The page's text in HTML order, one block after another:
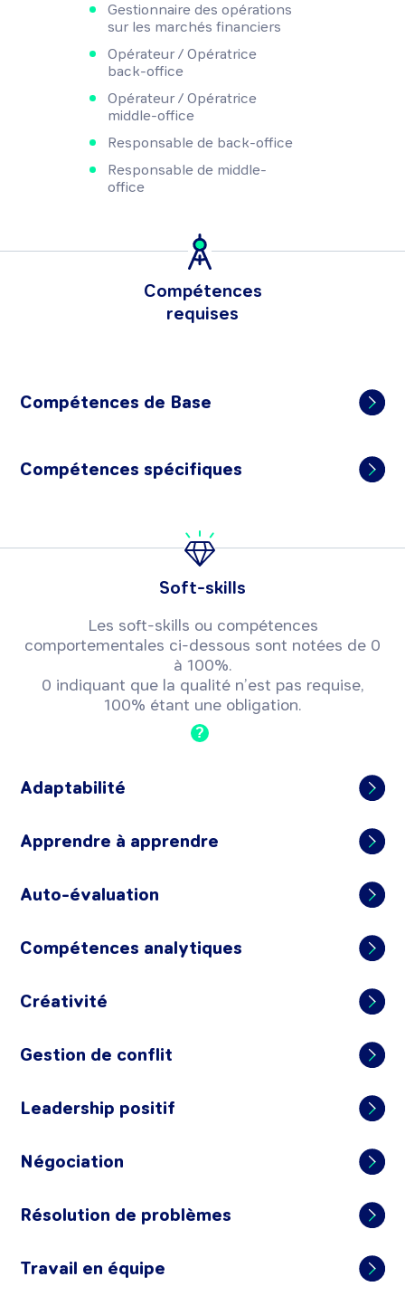
Gestionnaire des opérations
sur les marchés financiers
Opérateur / Opératrice
back-office
Opérateur / Opératrice
middle-office
Responsable de back-office
Responsable de middle-
office
Compétences
requises
Compétences de Base
Compétences spécifiques
Soft-skills
Les soft-skills ou compétences
comportementales ci-dessous sont notées de 0
à 100%.
0 indiquant que la qualité n’est pas requise,
100% étant une obligation.
?
Adaptabilité
Apprendre à apprendre
Auto-évaluation
Compétences analytiques
Créativité
Gestion de conflit
Leadership positif
Négociation
Résolution de problèmes
Travail en équipe